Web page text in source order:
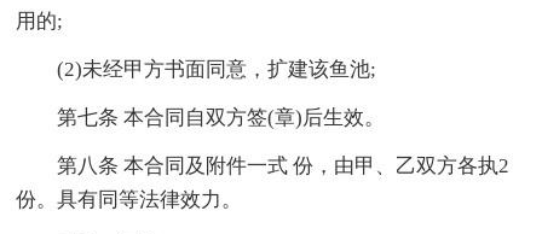
用的;
(2)未经甲方书面同意，扩建该鱼池;
第七条 本合同自双方签(章)后生效。
第八条 本合同及附件一式 份，由甲、乙双方各执2
份。具有同等法律效力。